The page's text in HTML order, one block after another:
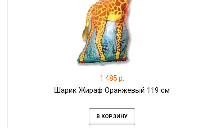
1 485 р.
Шарик Жираф Оранжевый 119 см
В КОРЗИНУ